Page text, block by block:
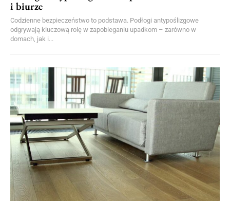
i biurze
Codzienne bezpieczeństwo to podstawa. Podłogi antypoślizgowe
odgrywają kluczową rolę w zapobieganiu upadkom – zarówno w
domach, jak i...